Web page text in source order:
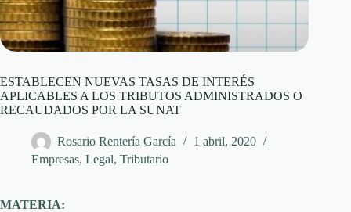
ESTABLECEN NUEVAS TASAS DE INTERÉS
APLICABLES A LOS TRIBUTOS ADMINISTRADOS O
RECAUDADOS POR LA SUNAT
Rosario Rentería García
1 abril, 2020
Empresas, Legal, Tributario
MATERIA: